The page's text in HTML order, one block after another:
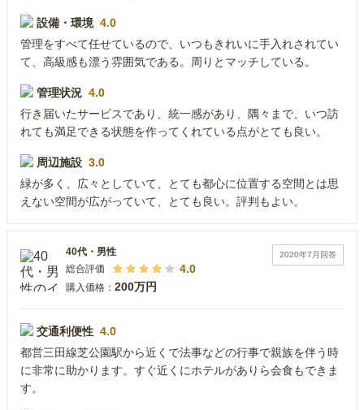
設備・環境 4.0
管理をすべて任せているので、いつもきれいに手入れされてい
て、高級感も漂う雰囲気である。周りとマッチしている。
管理状況 4.0
行き届いたサービスであり、統一感があり、隅々まで、いつ訪
れても満足できる状態を作ってくれている点がとても良い。
周辺施設 3.0
緑が多く、広々としていて、とても都心に位置する空間とは思
えない空間が広がっていて、とても良い。評判もよい。
2020年7月 回答
40代 ・ 男性
総合評価
4.0
購入価格： 200万円
交通利便性 4.0
都営三田線芝公園駅から近くで法事などの行事で親族を伴う時
に非常に助かります。すぐ近くにホテルがありら会食もできま
す。